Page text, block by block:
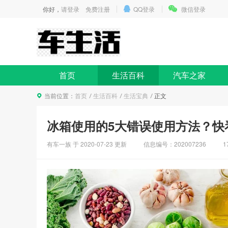
你好， 请登录 免费注册 QQ登录 微信登录
首页 生活百科 汽车之家
当前位置： 首页 生活百科 生活宝典 正文
冰箱使用的5大错误使用方法？
有车一族 于2020-07-23 更新 信息编号：202007236